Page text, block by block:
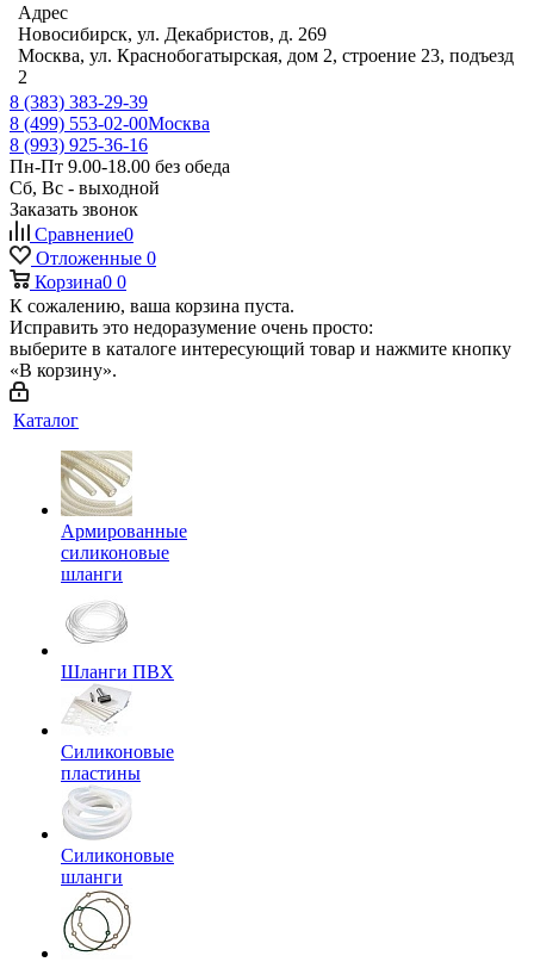
Адрес
Новосибирск, ул. Декабристов, д. 269
Москва, ул. Краснобогатырская, дом 2, строение 23, подъезд
2
8 (383) 383-29-39
8 (499) 553-02-00Москва
8 (993) 925-36-16
Пн-Пт 9.00-18.00 без обеда
Сб, Вс - выходной
Заказать звонок
Сравнение0
Отложенные 0
Корзина0 0
К сожалению, ваша корзина пуста.
Исправить это недоразумение очень просто:
выберите в каталоге интересующий товар и нажмите кнопку
«В корзину».
Каталог
Армированные
силиконовые
шланги
Шланги ПВХ
Силиконовые
пластины
Силиконовые
шланги